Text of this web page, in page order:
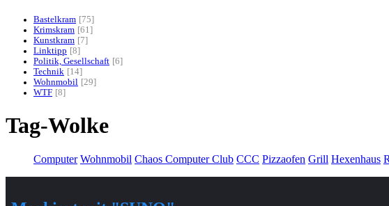
Bastelkram
75
Krimskram 61
Kunstkram
7
Linktipp
8
Politik, Gesellschaft 6
Technik
14
Wohnmobil
29
WTF 8
Tag-Wolke
Computer Wohnmobil Chaos Computer Club CCC Pizzaofen Grill Hexenhaus